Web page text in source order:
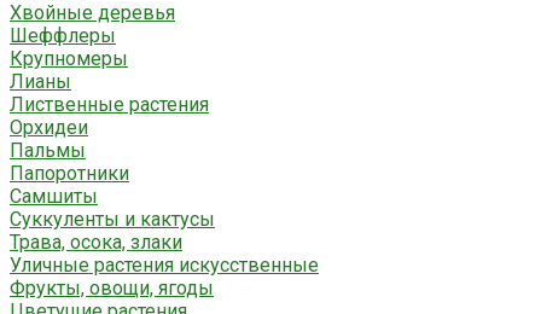
Хвойные деревья
Шеффлеры
Крупномеры
Лианы
Лиственные растения
Орхидеи
Пальмы
Папоротники
Самшиты
Суккуленты и кактусы
Трава, осока, злаки
Уличные растения искусственные
Фрукты, овощи, ягоды